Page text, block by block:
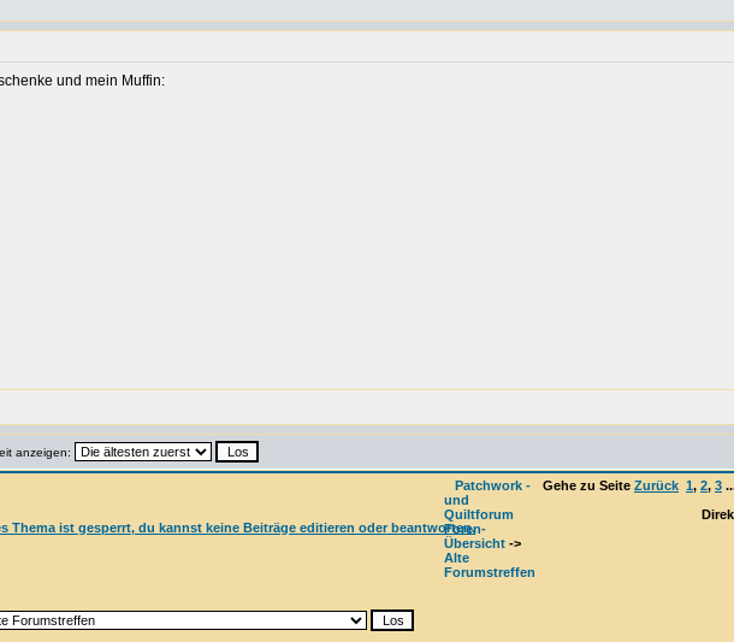
und mein Muffin:
anzeigen:
Patchwork -
und
Quiltforum
Foren-
Übersicht ->
Alte
Forumstreffen
Gehe zu Seite Zurück 1, 2, 3